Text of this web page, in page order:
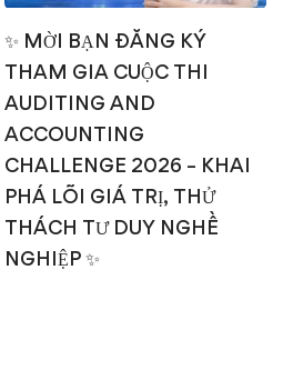
✨ MỜI BẠN ĐĂNG KÝ
THAM GIA CUỘC THI
AUDITING AND
ACCOUNTING
CHALLENGE 2026 – KHAI
PHÁ LÕI GIÁ TRỊ, THỬ
THÁCH TƯ DUY NGHỀ
NGHIỆP ✨